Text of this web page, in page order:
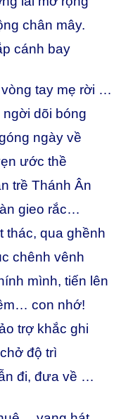
chân mây.
cánh bay
tay mẹ rời …
dõi bóng
ngày về
ước thề
trề Thánh Ân
gieo rắc…
qua ghềnh
chênh vênh
mình, tiến lên
con nhớ!
trợ khắc ghi
độ trì
đi, đưa về …